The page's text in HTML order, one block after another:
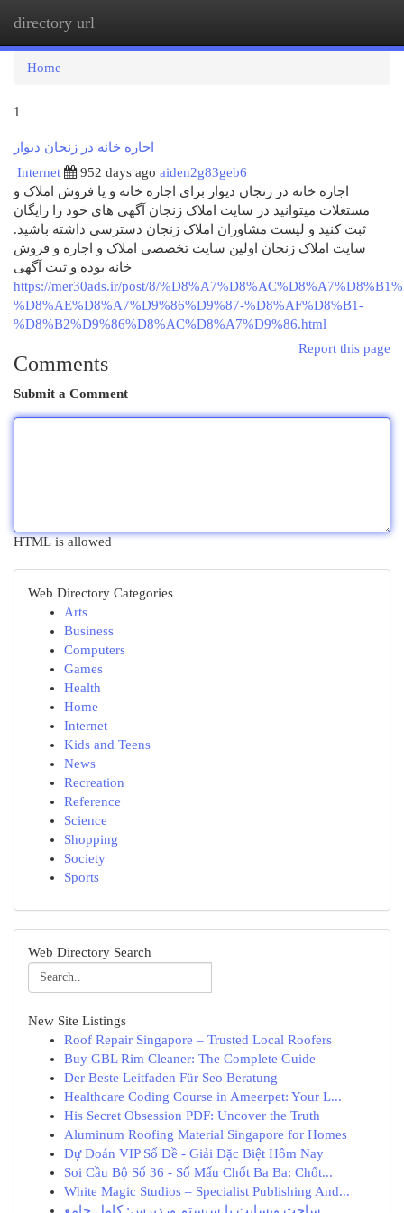
directory url
Home
1
اجاره خانه در زنجان دیوار
Internet
952 days ago aiden2g83geb6
اجاره خانه در زنجان دیوار برای اجاره خانه و یا فروش املاک و
مستغلات میتوانید در سایت املاک زنجان آگهی های خود را رایگان
ثبت کنید و لیست مشاوران املاک زنجان دسترسی داشته باشید.
سایت املاک زنجان اولین سایت تخصصی املاک و اجاره و فروش
خانه بوده و ثبت آگهی
https://mer30ads.ir/post/8/
%D8%AE%D8%A7%D9%86%D9%87-%D8%AF%D8%B1-
%D8%B2%D9%86%D8%AC%D8%A7%D9%86.html
Report this page
Comments
Submit a Comment
HTML is allowed
Web Directory Categories
Arts
Business
Computers
Games
Health
Home
Internet
Kids and Teens
News
Recreation
Reference
Science
Shopping
Society
Sports
Web Directory Search
New Site Listings
Roof Repair Singapore – Trusted Local Roofers
Buy GBL Rim Cleaner: The Complete Guide
Der Beste Leitfaden Für Seo Beratung
Healthcare Coding Course in Ameerpet: Your L...
His Secret Obsession PDF: Uncover the Truth
Aluminum Roofing Material Singapore for Homes
Dự Đoán VIP Số Đề - Giải Đặc Biệt Hôm Nay
Soi Cầu Bộ Số 36 - Số Mấu Chốt Ba Ba: Chốt...
White Magic Studios – Specialist Publishing And...